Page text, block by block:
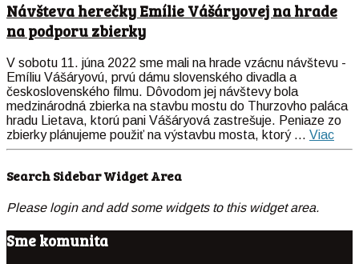
Návšteva herečky Emílie Vášáryovej na hrade
na podporu zbierky
V sobotu 11. júna 2022 sme mali na hrade vzácnu návštevu -
Emíliu Vášáryovú, prvú dámu slovenského divadla a
československého filmu. Dôvodom jej návštevy bola
medzinárodná zbierka na stavbu mostu do Thurzovho paláca
hradu Lietava, ktorú pani Vášáryová zastrešuje. Peniaze zo
zbierky plánujeme použiť na výstavbu mosta, ktorý ... Viac
Search Sidebar Widget Area
Please login and add some widgets to this widget area.
Sme komunita